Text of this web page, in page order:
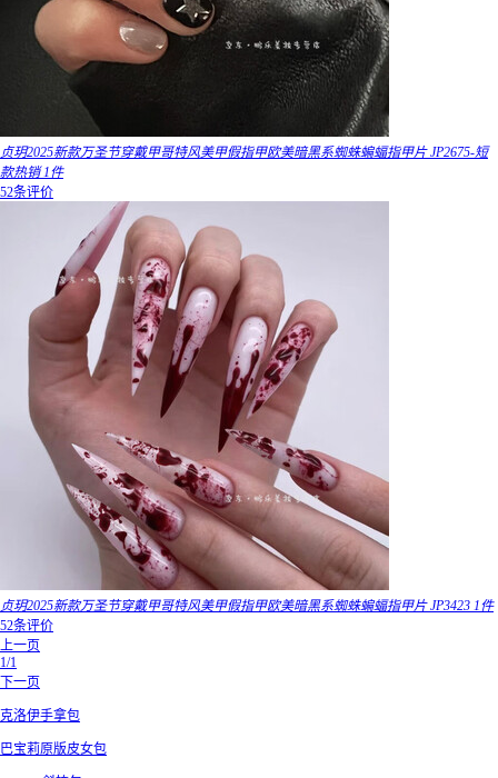
贞玥2025新款万圣节穿戴甲哥特风美甲假指甲欧美暗黑系蜘蛛蝙蝠指甲片 JP2675-短
款热销 1件
52条评价
贞玥2025新款万圣节穿戴甲哥特风美甲假指甲欧美暗黑系蜘蛛蝙蝠指甲片 JP3423 1件
52条评价
上一页
1/1
下一页
克洛伊手拿包
巴宝莉原版皮女包